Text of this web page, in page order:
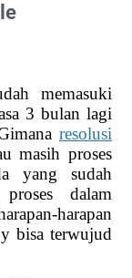
memasuki
3 bulan lagi
resolusi
masih proses
yang sudah
dalam
harapan
bisa terwujud